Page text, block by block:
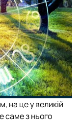
на це у великій
саме з нього